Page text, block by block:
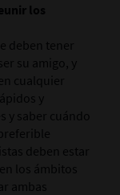
los
deben tener
su amigo, y
cualquier
y
y saber cuándo
deben estar
los ámbitos
ambas